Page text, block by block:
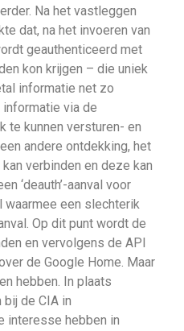
Na het vastleggen
dat, na het invoeren van
geauthenticeerd met
kon krijgen – die uniek
informatie net zo
informatie via de
te kunnen versturen- en
andere ontdekking, het
verbinden en deze kan
‘deauth’-aanval voor
een slechterik
Op dit punt wordt de
en vervolgens de API
de Google Home. Maar
hebben. In plaats
de CIA in
interesse hebben in